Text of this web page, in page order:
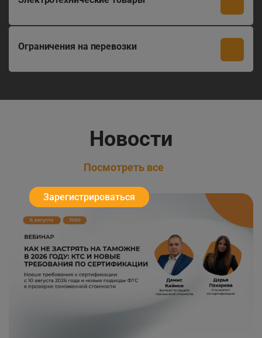
Ограничения на перевозки
Новости
Посмотреть все
Зарегистрироваться